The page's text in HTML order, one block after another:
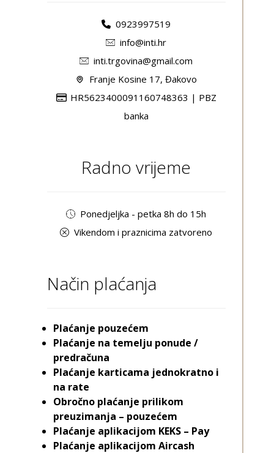
0923997519
info@inti.hr
inti.trgovina@gmail.com
Franje Kosine 17, Đakovo
HR5623400091160748363 | PBZ
banka
Radno vrijeme
Ponedjeljka - petka 8h do 15h
Vikendom i praznicima zatvoreno
Način plaćanja
Plaćanje pouzećem
Plaćanje na temelju ponude /
predračuna
Plaćanje karticama jednokratno i
na rate
Obročno plaćanje prilikom
preuzimanja – pouzećem
Plaćanje aplikacijom KEKS – Pay
Plaćanje aplikacijom Aircash